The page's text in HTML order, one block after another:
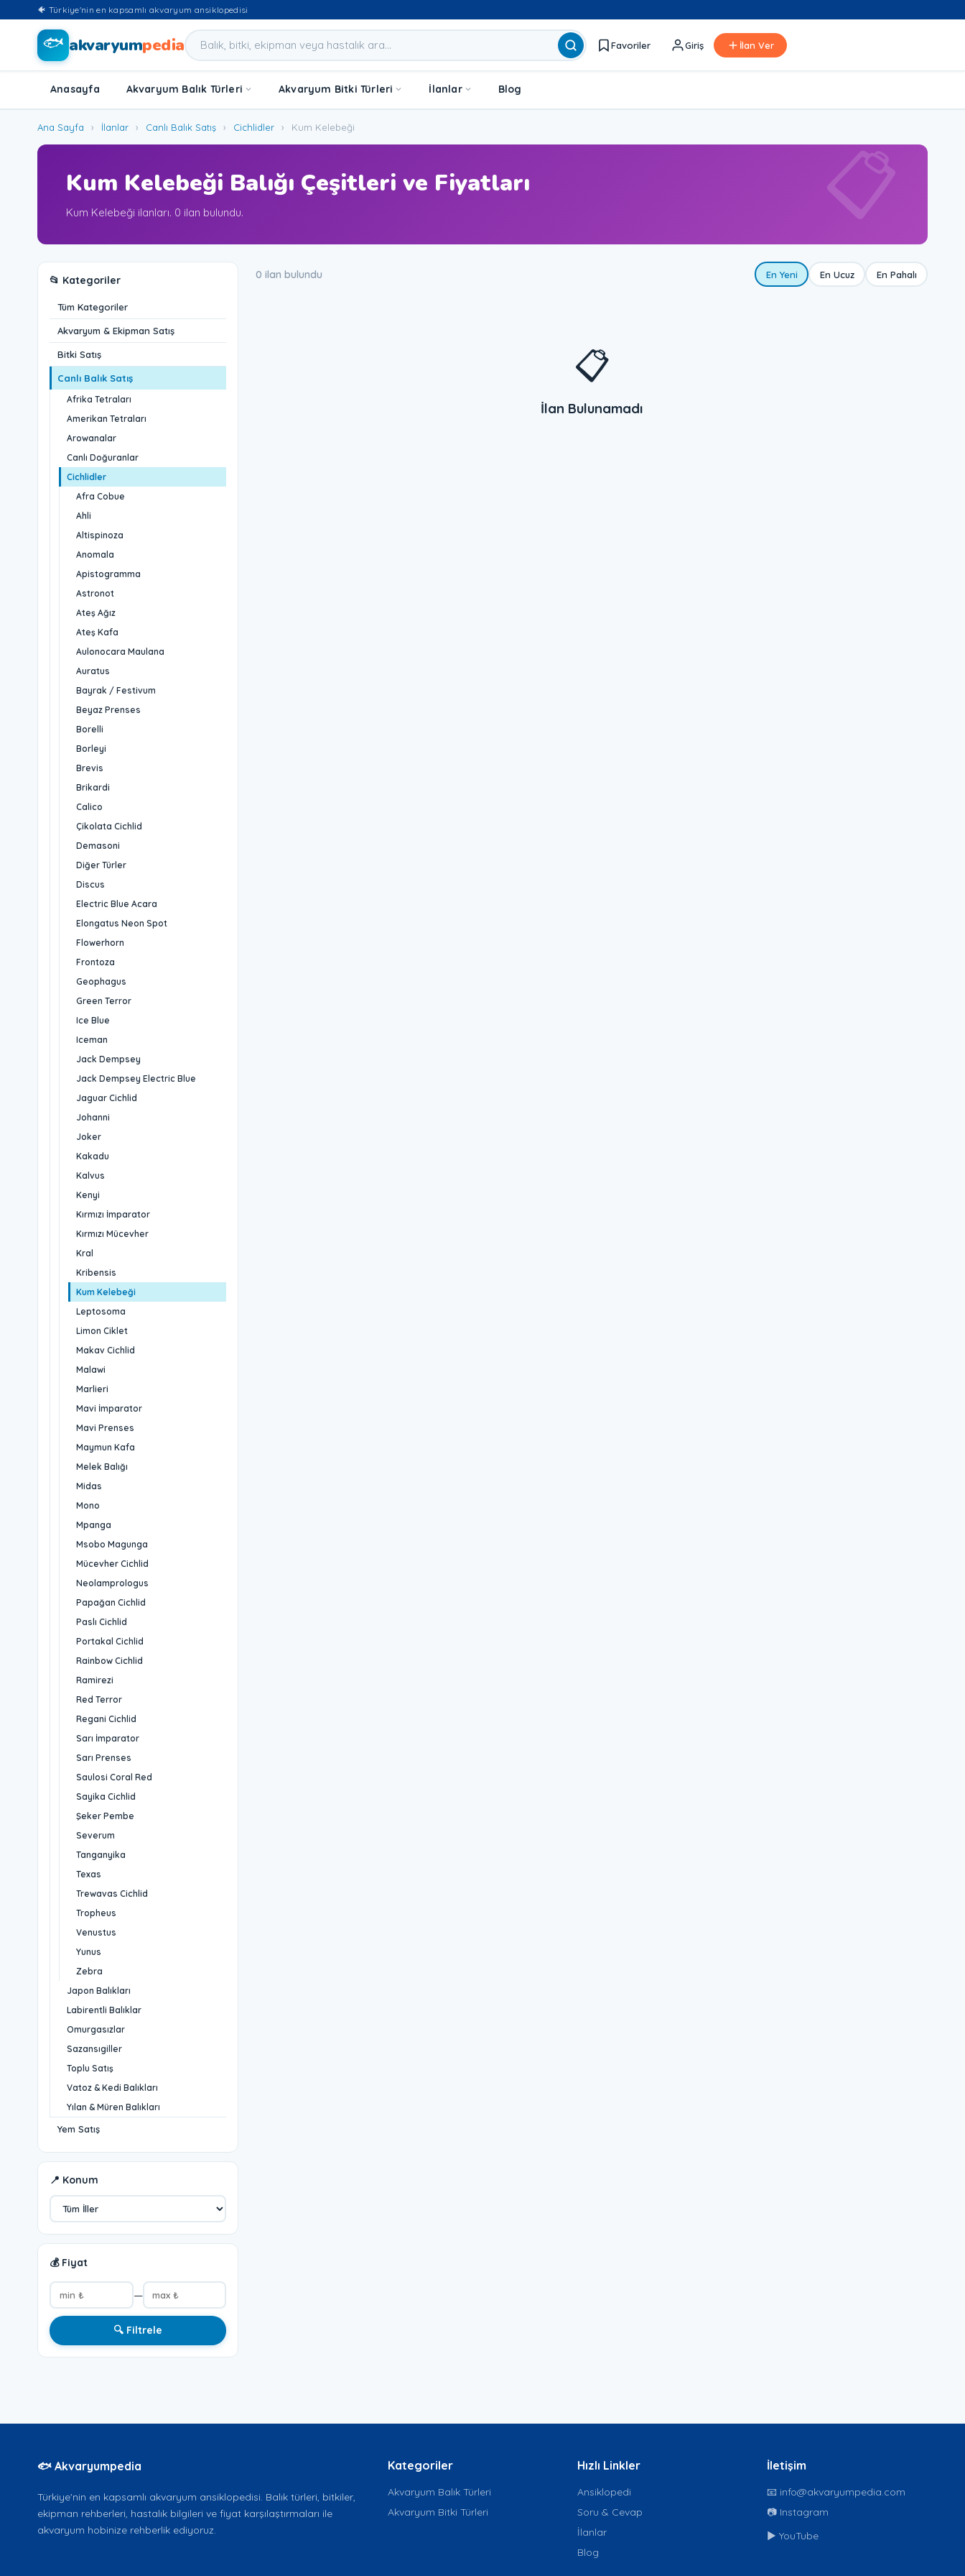
🐠 Türkiye'nin en kapsamlı akvaryum ansiklopedisi
🐟 akvaryumpedia Favoriler Giriş İlan Ver
Anasayfa Akvaryum Balık Türleri Akvaryum Bitki Türleri İlanlar Blog
Ana Sayfa › İlanlar › Canlı Balık Satış › Cichlidler › Kum Kelebeği
Kum Kelebeği Balığı Çeşitleri ve Fiyatları
Kum Kelebeği ilanları. 0 ilan bulundu. 📋
📂 Kategoriler
Tüm Kategoriler
Akvaryum & Ekipman Satış
Bitki Satış
Canlı Balık Satış
Afrika Tetraları
Amerikan Tetraları
Arowanalar
Canlı Doğuranlar
Cichlidler
Afra Cobue
Ahli
Altispinoza
Anomala
Apistogramma
Astronot
Ateş Ağız
Ateş Kafa
Aulonocara Maulana
Auratus
Bayrak / Festivum
Beyaz Prenses
Borelli
Borleyi
Brevis
Brikardi
Calico
Çikolata Cichlid
Demasoni
Diğer Türler
Discus
Electric Blue Acara
Elongatus Neon Spot
Flowerhorn
Frontoza
Geophagus
Green Terror
Ice Blue
Iceman
Jack Dempsey
Jack Dempsey Electric Blue
Jaguar Cichlid
Johanni
Joker
Kakadu
Kalvus
Kenyi
Kırmızı İmparator
Kırmızı Mücevher
Kral
Kribensis
Kum Kelebeği
Leptosoma
Limon Ciklet
Makav Cichlid
Malawi
Marlieri
Mavi İmparator
Mavi Prenses
Maymun Kafa
Melek Balığı
Midas
Mono
Mpanga
Msobo Magunga
Mücevher Cichlid
Neolamprologus
Papağan Cichlid
Paslı Cichlid
Portakal Cichlid
Rainbow Cichlid
Ramirezi
Red Terror
Regani Cichlid
Sarı İmparator
Sarı Prenses
Saulosi Coral Red
Sayika Cichlid
Şeker Pembe
Severum
Tanganyika
Texas
Trewavas Cichlid
Tropheus
Venustus
Yunus
Zebra
Japon Balıkları
Labirentli Balıklar
Omurgasızlar
Sazansıgiller
Toplu Satış
Vatoz & Kedi Balıkları
Yılan & Müren Balıkları
Yem Satış
📍 Konum
💰 Fiyat
—
🔍 Filtrele
0 ilan bulundu En Yeni En Ucuz En Pahalı
📋
İlan Bulunamadı
🐟 Akvaryumpedia
Türkiye'nin en kapsamlı akvaryum ansiklopedisi. Balık türleri, bitkiler,
ekipman rehberleri, hastalık bilgileri ve fiyat karşılaştırmaları ile
akvaryum hobinize rehberlik ediyoruz.
Kategoriler
Akvaryum Balık Türleri
Akvaryum Bitki Türleri
Hızlı Linkler
Ansiklopedi
Soru & Cevap
İlanlar
Blog
İletişim
📧 info@akvaryumpedia.com
📷 Instagram
▶️ YouTube